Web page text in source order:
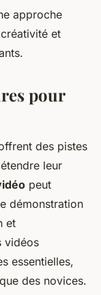
approche
et
pour
des pistes
leur
peut
démonstration
et
vidéos
essentielles,
des novices.